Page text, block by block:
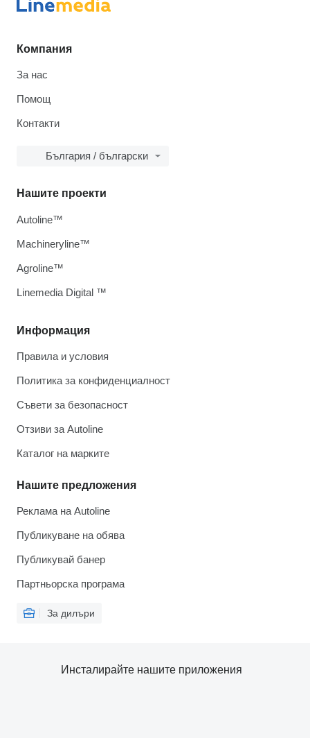
Компания
За нас
Помощ
Контакти
България / български
Информация
Правила и условия
Политика за конфиденциалност
Съвети за безопасност
Отзиви за Autoline
Каталог на марките
Нашите предложения
Реклама на Autoline
Публикуване на обява
Публикувай банер
Партньорска програма
За дилъри
Нашите проекти
Autoline™
Machineryline™
Agroline™
Linemedia Digital ™
Инсталирайте нашите приложения